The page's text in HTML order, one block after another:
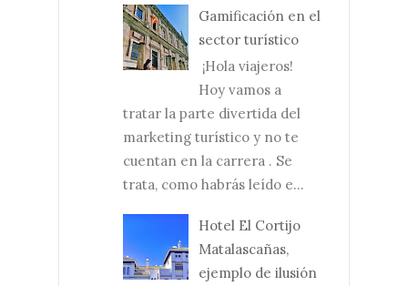
Gamificación en el
sector turístico
¡Hola viajeros!
Hoy vamos a
tratar la parte divertida del
marketing turístico y no te
cuentan en la carrera . Se
trata, como habrás leído e...
Hotel El Cortijo
Matalascañas,
ejemplo de ilusión